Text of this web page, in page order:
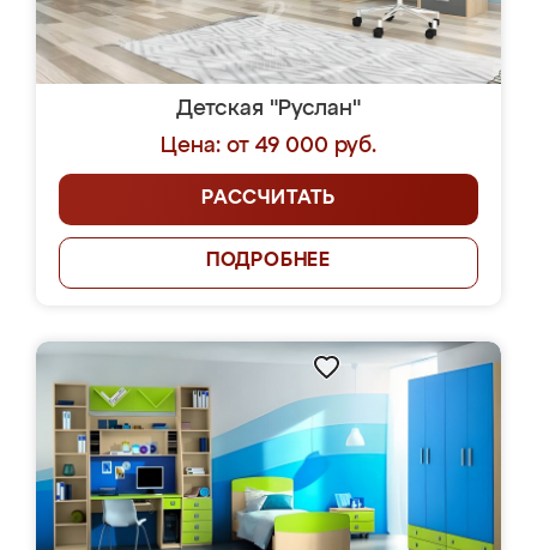
Детская "Руслан"
Цена: от 49 000 руб.
РАССЧИТАТЬ
ПОДРОБНЕЕ